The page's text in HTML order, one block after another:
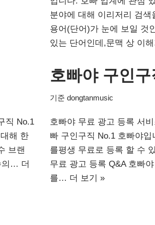
분야에 대해 이리저리 검
용어(단어)가 눈에 보일 것
있는 단어인데,문맥 상 이
직 No.1
해 한
브랜
의… 더
호빠야 구인
기준 dongtanmusic
호빠야 무료 광고 등록 서
빠 구인구직 No.1 호빠야
를평생 무료로 등록 할 수
무료 광고 등록 Q&A 호빠
를… 더 보기 »